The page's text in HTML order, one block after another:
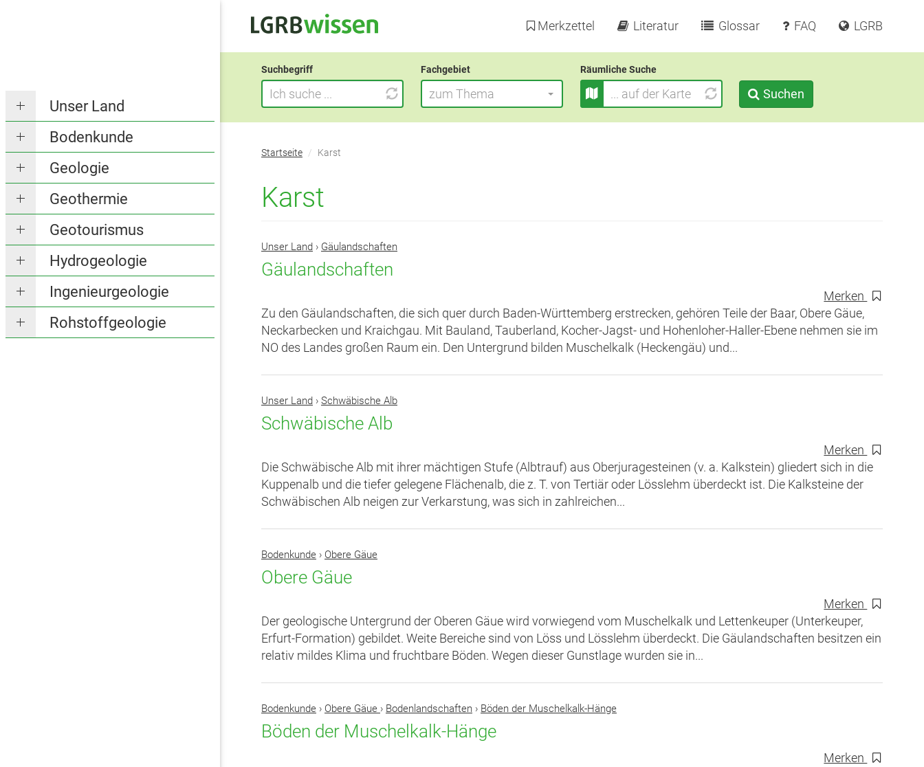
Unser Land
Bodenkunde
Geologie
Geothermie
Geotourismus
Hydrogeologie
Ingenieurgeologie
Rohstoffgeologie
Merkzettel Literatur Glossar FAQ LGRB
Suchbegriff Fachgebiet
zum Thema
Räumliche Suche
Suchen
Startseite Karst
Karst
Unser Land › Gäulandschaften
Gäulandschaften
Merken
Zu den Gäulandschaften, die sich quer durch Baden-Württemberg erstrecken, gehören Teile der Baar, Obere Gäue,
Neckarbecken und Kraichgau. Mit Bauland, Tauberland, Kocher-Jagst- und Hohenloher-Haller-Ebene nehmen sie im
NO des Landes großen Raum ein. Den Untergrund bilden Muschelkalk (Heckengäu) und...
Unser Land › Schwäbische Alb
Schwäbische Alb
Merken
Die Schwäbische Alb mit ihrer mächtigen Stufe (Albtrauf) aus Oberjuragesteinen (v. a. Kalkstein) gliedert sich in die
Kuppenalb und die tiefer gelegene Flächenalb, die z. T. von Tertiär oder Lösslehm überdeckt ist. Die Kalksteine der
Schwäbischen Alb neigen zur Verkarstung, was sich in zahlreichen...
Bodenkunde › Obere Gäue
Obere Gäue
Merken
Der geologische Untergrund der Oberen Gäue wird vorwiegend vom Muschelkalk und Lettenkeuper (Unterkeuper,
Erfurt-Formation) gebildet. Weite Bereiche sind von Löss und Lösslehm überdeckt. Die Gäulandschaften besitzen ein
relativ mildes Klima und fruchtbare Böden. Wegen dieser Gunstlage wurden sie in...
Bodenkunde › Obere Gäue › Bodenlandschaften › Böden der Muschelkalk-Hänge
Böden der Muschelkalk-Hänge
Merken